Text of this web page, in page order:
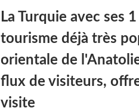
La Turquie avec ses
tourisme déjà très
orientale de
flux de visiteurs,
visite